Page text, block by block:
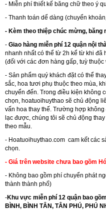
- Miễn phí thiết kế băng chữ theo ý
- Thanh toán dể dàng (chuyển
- Kèm theo thiệp chúc mừng, băng
- Giao hàng miễn phí 12 quận nội
nhanh nhất có thể từ 2h kể từ khi đã
(đối với các đơn hàng gấp, tuỳ
- Sản phẩm quý khách đặt có thể
sắc, hoa tươi phụ thuộc theo mùa,
chuyển đến. Trong điều kiện không
chọn, hoatuoihuythao sẽ chủ động
vấn hoa thay thế. Trường hợp
lạc được, chúng tôi sẽ chủ động
theo mẫu.
- Hoatuoihuythao.com cam kết các
chọn.
- Giá trên website chưa bao gồm
- Không bao gồm phí chuyển phát
thành thành phố)
-Khu vực miễn phí 12 quận bao
BÌNH, BÌNH TÂN, TÂN PHÚ, PHÚ